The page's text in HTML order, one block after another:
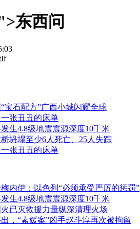
东西问
宝石配方”广西小城闪耀全球
张丑丑的床单
生4.8级地震震源深度10千米
坍塌至少6人死亡、25人失踪
张丑丑的床单
内伊：以色列“必须承受严厉的惩罚”
生4.8级地震震源深度10千米
已灭救援力量纵深清理火场
，“素媛案”凶手赵斗淳再次被拘留